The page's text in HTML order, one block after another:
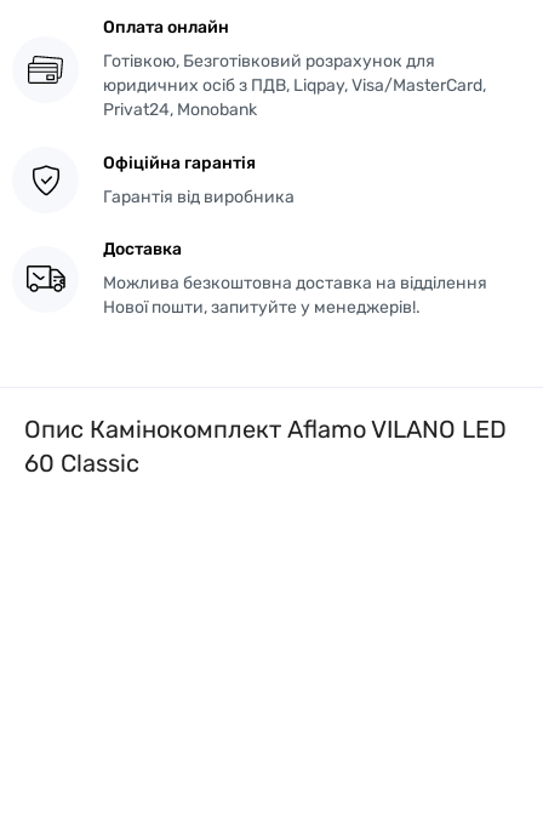
Оплата онлайн
Готівкою, Безготівковий розрахунок для
юридичних осіб з ПДВ, Liqpay, Visa/MasterCard,
Privat24, Monobank
Офіційна гарантія
Гарантія від виробника
Доставка
Можлива безкоштовна доставка на відділення
Нової пошти, запитуйте у менеджерів!.
Опис Камінокомплект Aflamo VILANO LED
60 Classic